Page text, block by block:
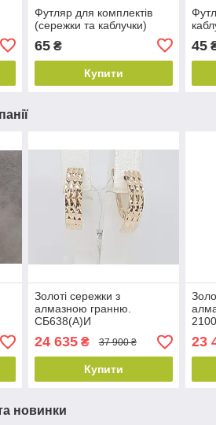
Футляр для комплектів
(сережки та каблучки)
65₴
Купити
45
Золоті сережки з
алмазною гранню.
СБ638(А)И
24 635₴ 37 900 ₴
Купити
23
новинки